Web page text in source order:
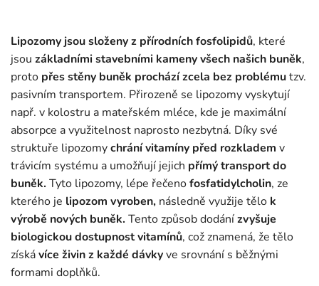
Lipozomy jsou složeny z přírodních fosfolipidů, které
jsou základními stavebními kameny všech našich buněk,
proto přes stěny buněk prochází zcela bez problémutzv.
pasivním transportem. Přirozeně se lipozomy vyskytují
např. v kolostru a mateřském mléce, kde je maximální
absorpce a využitelnost naprosto nezbytná. Díky své
struktuře lipozomychrání vitamíny před rozkladem v
trávicím systému a umožňují jejich přímý transport do
buněk. Tyto lipozomy, lépe řečenofosfatidylcholin, ze
kterého je lipozom vyroben, následně využije tělo k
výrobě nových buněk. Tento způsob dodánízvyšuje
biologickou dostupnost vitamínů, což znamená, že tělo
získávíce živin z každé dávkyve srovnání s běžnými
formami doplňků.